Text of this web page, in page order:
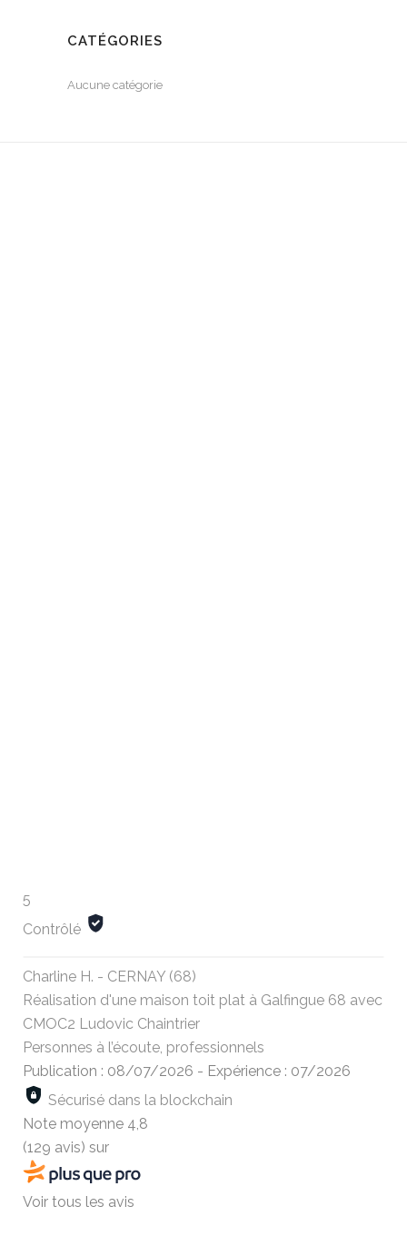
CATÉGORIES
Aucune catégorie
5
Contrôlé
Charline H. - CERNAY (68)
Réalisation d'une maison toit plat à Galfingue 68 avec
CMOC2 Ludovic Chaintrier
Personnes à l’écoute, professionnels
Publication : 08/07/2026 - Expérience : 07/2026
Sécurisé dans la blockchain
Note moyenne 4,8
(129 avis) sur
Voir tous les avis